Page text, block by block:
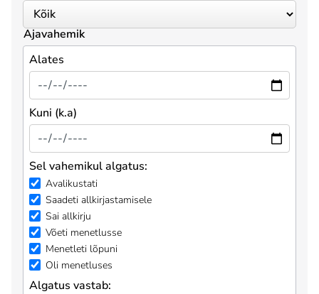
Ajavahemik
Alates
Kuni (k.a)
Sel vahemikul algatus:
Avalikustati
Saadeti allkirjastamisele
Sai allkirju
Võeti menetlusse
Menetleti lõpuni
Oli menetluses
Algatus vastab: